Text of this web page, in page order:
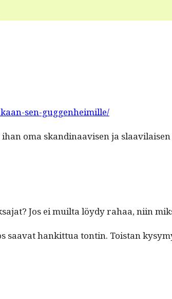
sen-guggenheimille/
oma skan­d­i­naavisen ja slaav­i­laisen
Jos ei muil­ta löy­dy rahaa, niin
saa­vat han­kit­tua ton­tin. Tois­tan